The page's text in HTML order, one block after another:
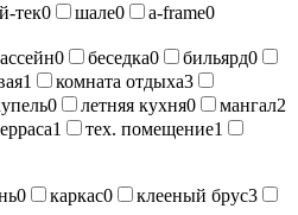
тек0 шале0 a-frame0
0 беседка0 бильярд0
1 комната отдыха3
0 летняя кухня0 мангал2
1 тех. помещение1
0 каркас0 клееный брус3